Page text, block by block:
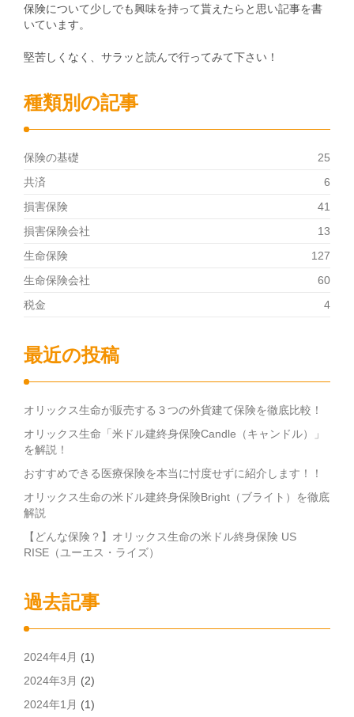
保険について少しでも興味を持って貰えたらと思い記事を書
いています。
堅苦しくなく、サラッと読んで行ってみて下さい！
種類別の記事
保険の基礎
25
共済
6
損害保険
41
損害保険会社
13
生命保険
127
生命保険会社
60
税金
4
最近の投稿
オリックス生命が販売する３つの外貨建て保険を徹底比較！
オリックス生命「米ドル建終身保険Candle（キャンドル）」
を解説！
おすすめできる医療保険を本当に忖度せずに紹介します！！
オリックス生命の米ドル建終身保険Bright（ブライト）を徹底
解説
【どんな保険？】オリックス生命の米ドル終身保険 US
RISE（ユーエス・ライズ）
過去記事
2024年4月 (1)
2024年3月 (2)
2024年1月 (1)